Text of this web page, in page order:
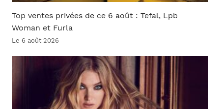
Top ventes privées de ce 6 août : Tefal, Lpb
Woman et Furla
Le 6 août 2026